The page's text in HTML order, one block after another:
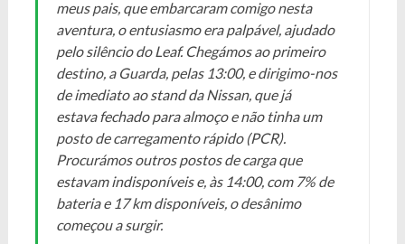
meus pais, que embarcaram comigo nesta
aventura, o entusiasmo era palpável, ajudado
pelo silêncio do Leaf. Chegámos ao primeiro
destino, a Guarda, pelas 13:00, e dirigimo-nos
de imediato ao stand da Nissan, que já
estava fechado para almoço e não tinha um
posto de carregamento rápido (PCR).
Procurámos outros postos de carga que
estavam indisponíveis e, às 14:00, com 7% de
bateria e 17 km disponíveis, o desânimo
começou a surgir.